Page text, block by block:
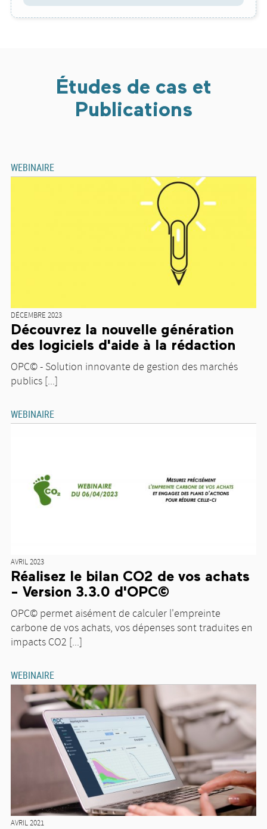
Études de cas et
Publications
WEBINAIRE
DÉCEMBRE 2023
Découvrez la nouvelle génération
des logiciels d'aide à la rédaction
OPC© - Solution innovante de gestion des marchés
publics [...]
WEBINAIRE
AVRIL 2023
Réalisez le bilan CO2 de vos achats
- Version 3.3.0 d'OPC©
OPC© permet aisément de calculer l'empreinte
carbone de vos achats, vos dépenses sont traduites en
impacts CO2 [...]
WEBINAIRE
AVRIL 2021